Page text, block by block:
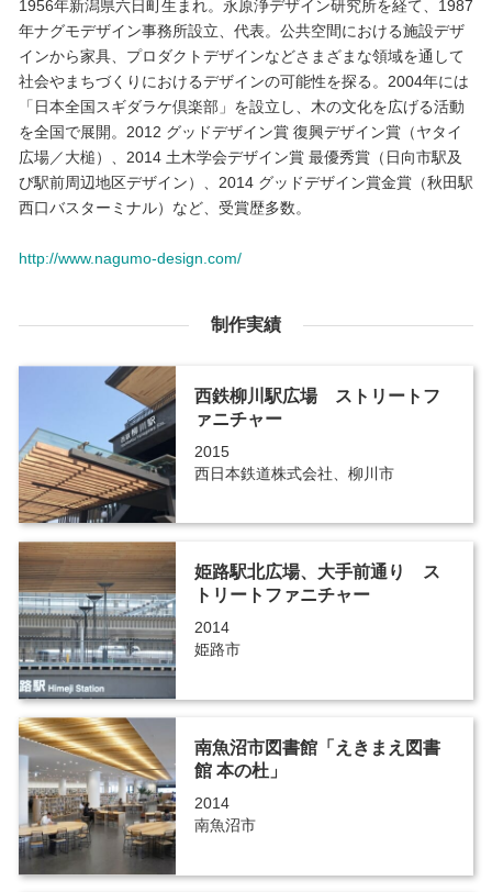
1956年新潟県六日町生まれ。永原浄デザイン研究所を経て、1987
年ナグモデザイン事務所設立、代表。公共空間における施設デザ
インから家具、プロダクトデザインなどさまざまな領域を通して
社会やまちづくりにおけるデザインの可能性を探る。2004年には
「日本全国スギダラケ倶楽部」を設立し、木の文化を広げる活動
を全国で展開。2012 グッドデザイン賞 復興デザイン賞（ヤタイ
広場／大槌）、2014 土木学会デザイン賞 最優秀賞（日向市駅及
び駅前周辺地区デザイン）、2014 グッドデザイン賞金賞（秋田駅
西口バスターミナル）など、受賞歴多数。
http://www.nagumo-design.com/
制作実績
西鉄柳川駅広場 ストリートフ
ァニチャー
2015
西日本鉄道株式会社、柳川市
姫路駅北広場、大手前通り ス
トリートファニチャー
2014
姫路市
南魚沼市図書館「えきまえ図書
館 本の杜」
2014
南魚沼市